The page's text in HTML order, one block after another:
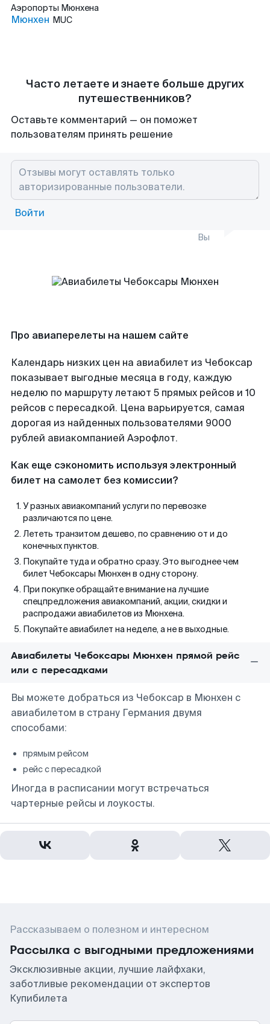
Аэропорты Мюнхена
Мюнхен MUC
Часто летаете и знаете больше других
путешественников?
Оставьте комментарий — он поможет
пользователям принять решение
Войти
Вы
Про авиаперелеты на нашем сайте
Календарь низких цен на авиабилет из Чебоксар
показывает выгодные месяца в году, каждую
неделю по маршруту летают 5 прямых рейсов и 10
рейсов с пересадкой. Цена варьируется, самая
дорогая из найденных пользователями 9000
рублей авиакомпанией Аэрофлот.
Как еще сэкономить используя электронный
билет на самолет без комиссии?
У разных авиакомпаний услуги по перевозке
различаются по цене.
Лететь транзитом дешево, по сравнению от и до
конечных пунктов.
Покупайте туда и обратно сразу. Это выгоднее чем
билет Чебоксары Мюнхен в одну сторону.
При покупке обращайте внимание на лучшие
спецпредложения авиакомпаний, акции, скидки и
распродажи авиабилетов из Мюнхена.
Покупайте авиабилет на неделе, а не в выходные.
Авиабилеты Чебоксары Мюнхен прямой рейс
или с пересадками
Вы можете добраться из Чебоксар в Мюнхен с
авиабилетом в страну Германия двумя
способами:
прямым рейсом
рейс с пересадкой
Иногда в расписании могут встречаться
чартерные рейсы и лоукосты.
Рассказываем о полезном и интересном
Рассылка с выгодными предложениями
Эксклюзивные акции, лучшие лайфхаки,
заботливые рекомендации от экспертов
Купибилета